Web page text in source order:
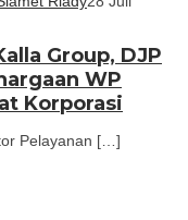
Group, DJP
WP
Korporasi
Pelayanan […]